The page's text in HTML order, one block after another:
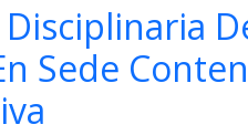
Sede